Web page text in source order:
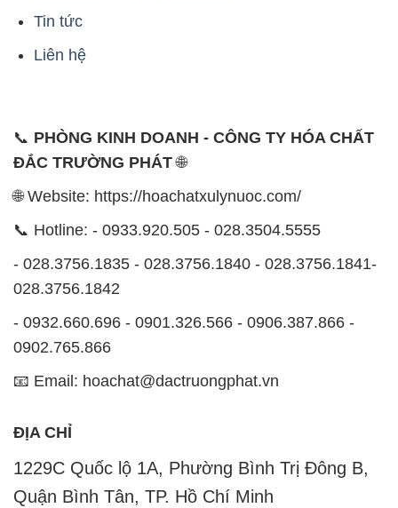
Tin tức
Liên hệ
📞 PHÒNG KINH DOANH - CÔNG TY HÓA CHẤT
ĐẮC TRƯỜNG PHÁT🌐
🌐 Website: https://hoachatxulynuoc.com/
📞 Hotline: - 0933.920.505 - 028.3504.5555
- 028.3756.1835 - 028.3756.1840 - 028.3756.1841-
028.3756.1842
- 0932.660.696 - 0901.326.566 - 0906.387.866 -
0902.765.866
📧 Email: hoachat@dactruongphat.vn
ĐỊA CHỈ
1229C Quốc lộ 1A, Phường Bình Trị Đông B,
Quận Bình Tân, TP. Hồ Chí Minh